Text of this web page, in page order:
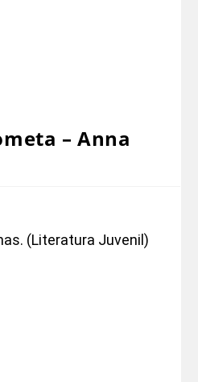
– Anna
(Literatura Juvenil)